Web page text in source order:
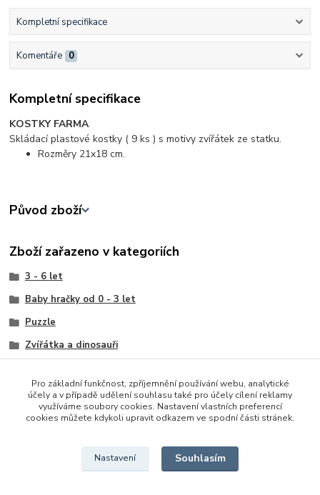
Kompletní specifikace
Komentáře 0
Kompletní specifikace
KOSTKY FARMA
Skládací plastové kostky ( 9 ks ) s motivy zvířátek ze statku.
Rozměry 21x18 cm.
Původ zboží
Zboží zařazeno v kategoriích
3 - 6 let
Baby hračky od 0 - 3 let
Puzzle
Zvířátka a dinosauři
Kostky a kelímky
Ostatní
Pro základní funkčnost, zpříjemnění používání webu, analytické
účely a v případě udělení souhlasu také pro účely cílení reklamy
využíváme soubory cookies. Nastavení vlastních preferencí
cookies můžete kdykoli upravit odkazem ve spodní části stránek.
Nastavení Souhlasím